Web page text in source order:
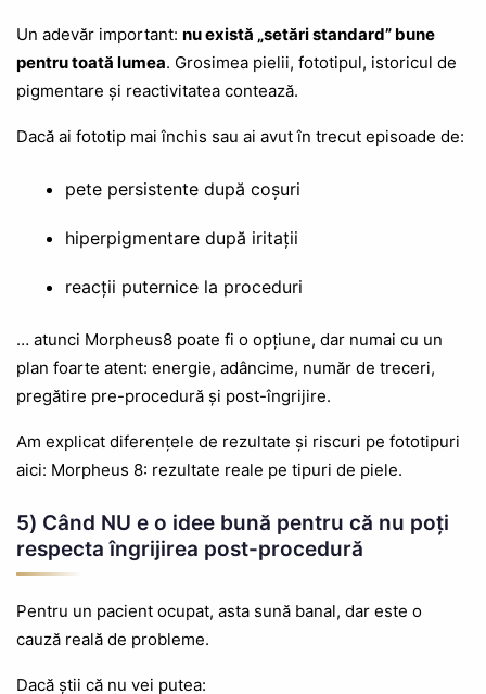
Un adevăr important: nu există „setări standard” bune
pentru toată lumea. Grosimea pielii, fototipul, istoricul de
pigmentare și reactivitatea contează.
Dacă ai fototip mai închis sau ai avut în trecut episoade de:
pete persistente după coșuri
hiperpigmentare după iritații
reacții puternice la proceduri
… atunci Morpheus8 poate fi o opțiune, dar numai cu un
plan foarte atent: energie, adâncime, număr de treceri,
pregătire pre-procedură și post-îngrijire.
Am explicat diferențele de rezultate și riscuri pe fototipuri
aici: Morpheus 8: rezultate reale pe tipuri de piele.
5) Când NU e o idee bună pentru că nu poți
respecta îngrijirea post-procedură
Pentru un pacient ocupat, asta sună banal, dar este o
cauză reală de probleme.
Dacă știi că nu vei putea: